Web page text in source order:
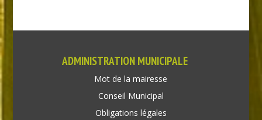
ADMINISTRATION MUNICIPALE
Mot de la mairesse
Conseil Municipal
Obligations légales